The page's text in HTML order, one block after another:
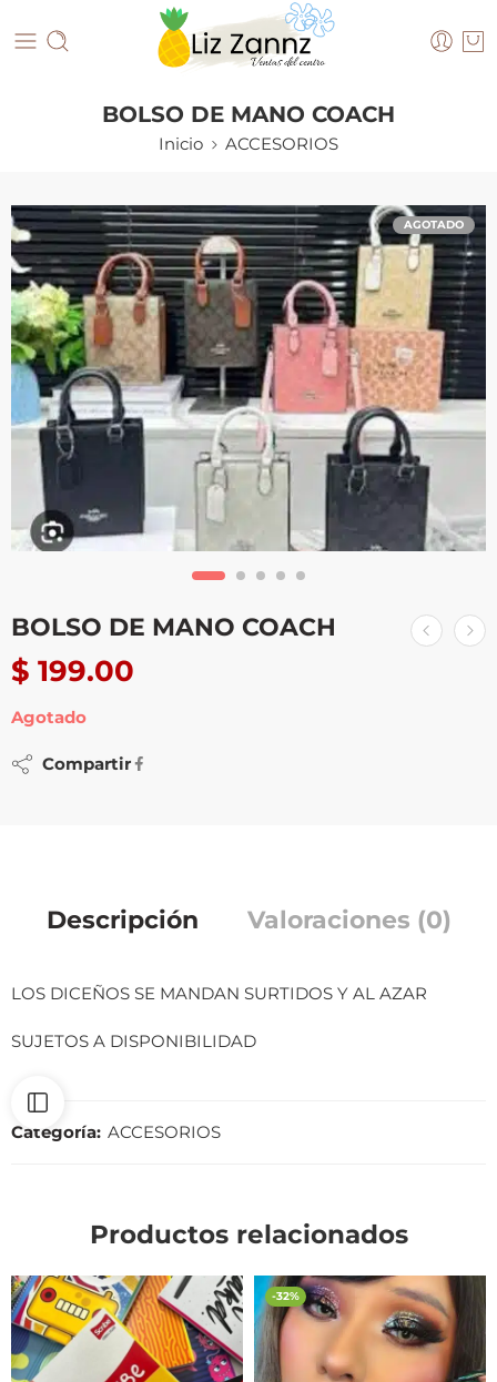
BOLSO DE MANO COACH
Inicio ACCESORIOS
AGOTADO
BOLSO DE MANO COACH
$ 199.00
Agotado
Compartir
Descripción Valoraciones (0)
LOS DICEÑOS SE MANDAN SURTIDOS Y AL AZAR
SUJETOS A DISPONIBILIDAD
Categoría: ACCESORIOS
Productos relacionados
-32%